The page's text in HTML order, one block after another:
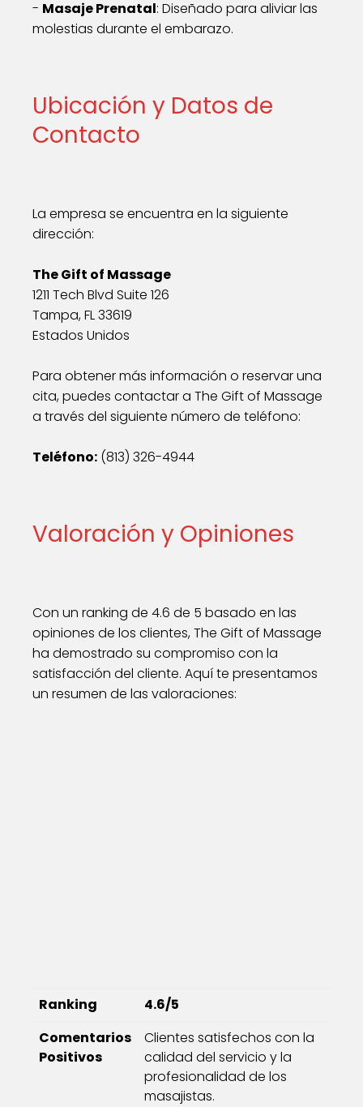
- Masaje Prenatal: Diseñado para aliviar las
molestias durante el embarazo.
Ubicación y Datos de
Contacto
La empresa se encuentra en la siguiente
dirección:
The Gift of Massage
1211 Tech Blvd Suite 126
Tampa, FL 33619
Estados Unidos
Para obtener más información o reservar una
cita, puedes contactar a The Gift of Massage
a través del siguiente número de teléfono:
Teléfono: (813) 326-4944
Valoración y Opiniones
Con un ranking de 4.6 de 5 basado en las
opiniones de los clientes, The Gift of Massage
ha demostrado su compromiso con la
satisfacción del cliente. Aquí te presentamos
un resumen de las valoraciones:
Ranking
4.6/5
Comentarios
Positivos
Clientes satisfechos con la
calidad del servicio y la
profesionalidad de los
masajistas.